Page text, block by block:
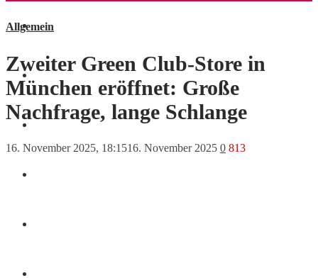
Allgemein
Allgemein
Zweiter Green Club-Store in
München eröffnet: Große
Nachfrage, lange Schlange
16. November 2025, 18:1516. November 2025 0 813